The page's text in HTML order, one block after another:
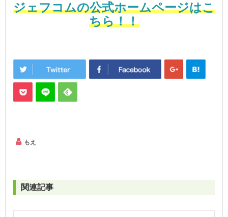
ジェフコムの公式ホームページはこ
ちら！！
もえ
関連記事